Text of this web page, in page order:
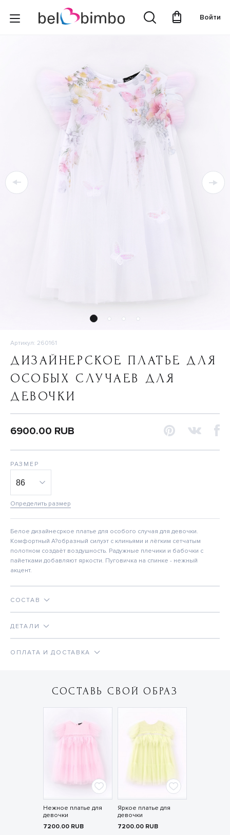
Войти
Артикул: 260161
ДИЗАЙНЕРСКОЕ ПЛАТЬЕ ДЛЯ
ОСОБЫХ СЛУЧАЕВ ДЛЯ
ДЕВОЧКИ
6900.00 RUB
РАЗМЕР
Определить размер
Белое дизайнесркое платье для особого случая для девочки.
Комфортный А?образный силуэт с клиньями и лёгким сетчатым
полотном создаёт воздушность. Радужные плечики и бабочки с
пайетками добавляют яркости. Пуговичка на спинке - нежный
акцент.
СОСТАВ
ДЕТАЛИ
ОПЛАТА И ДОСТАВКА
СОСТАВЬ СВОЙ ОБРАЗ
Нежное платье для
девочки
7200.00 RUB
Яркое платье для
девочки
7200.00 RUB